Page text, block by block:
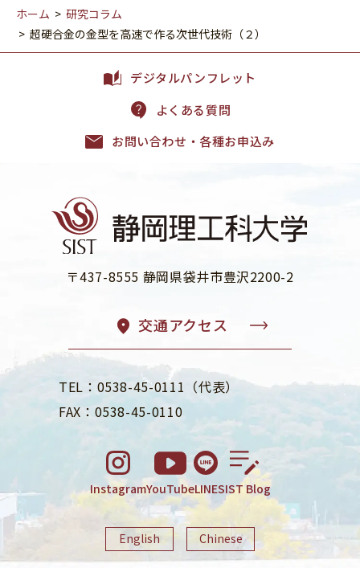
ホーム > 研究コラム
> 超硬合金の金型を高速で作る次世代技術（２）
デジタルパンフレット
よくある質問
お問い合わせ・各種お申込み
〒437-8555 静岡県袋井市豊沢2200-2
交通アクセス
TEL：0538-45-0111（代表）
FAX：0538-45-0110
InstagramYouTubeLINESIST Blog
English Chinese